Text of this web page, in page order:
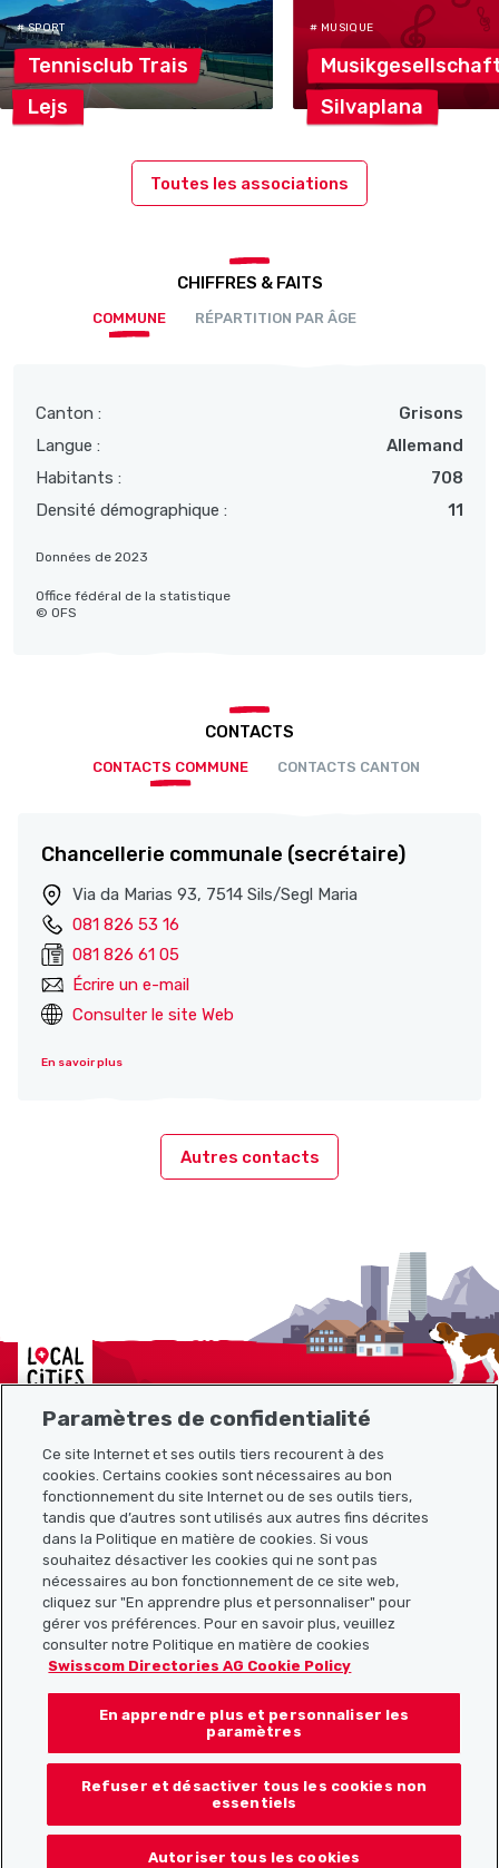
# SPORT
Tennisclub Trais
Lejs
# MUSIQUE
Silvaplana
Toutes les associations
CHIFFRES & FAITS
COMMUNE RÉPARTITION PAR ÂGE
Canton :
Grisons
Langue :
Allemand
Habitants :
708
Densité démographique :
11
Données de 2023
Office fédéral de la statistique
© OFS
CONTACTS
CONTACTS COMMUNE CONTACTS CANTON
Chancellerie communale (secrétaire)
Via da Marias 93, 7514 Sils/Segl Maria
081 826 53 16
081 826 61 05
Écrire un e-mail
Consulter le site Web
En savoir plus
Autres contacts
Localcities
Plan du site
Liens utiles
Télécharger l’application Localcities
Suis-nous sur les réseaux sociaux :
Paramètres de confidentialité
Ce site Internet et ses outils tiers recourent à des
cookies. Certains cookies sont nécessaires au bon
fonctionnement du site Internet ou de ses outils tiers,
tandis que d’autres sont utilisés aux autres fins décrites
dans la Politique en matière de cookies. Si vous
souhaitez désactiver les cookies qui ne sont pas
nécessaires au bon fonctionnement de ce site web,
cliquez sur "En apprendre plus et personnaliser" pour
gérer vos préférences. Pour en savoir plus, veuillez
consulter notre Politique en matière de cookies
Swisscom Directories AG Cookie Policy
En apprendre plus et personnaliser les
paramètres
Refuser et désactiver tous les cookies non
essentiels
Autoriser tous les cookies